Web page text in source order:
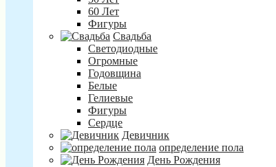
60 Лет
Фигуры
Свадьба
Светодиодные
Огромные
Годовщина
Белые
Гелиевые
Фигуры
Сердце
Девичник
определение пола
День Рождения